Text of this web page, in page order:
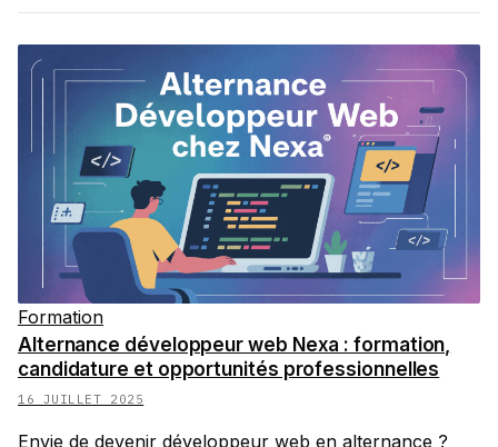
Formation
Alternance développeur web Nexa : formation,
candidature et opportunités professionnelles
16 JUILLET 2025
Envie de devenir développeur web en alternance ?